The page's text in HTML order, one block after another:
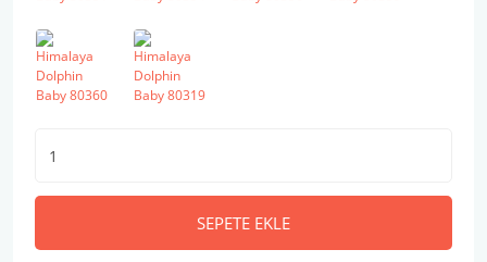
SEPETE EKLE